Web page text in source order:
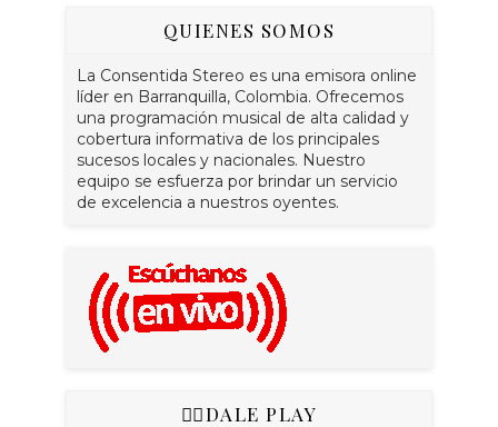
QUIENES SOMOS
La Consentida Stereo es una emisora online
líder en Barranquilla, Colombia. Ofrecemos
una programación musical de alta calidad y
cobertura informativa de los principales
sucesos locales y nacionales. Nuestro
equipo se esfuerza por brindar un servicio
de excelencia a nuestros oyentes.
👇🏻DALE PLAY